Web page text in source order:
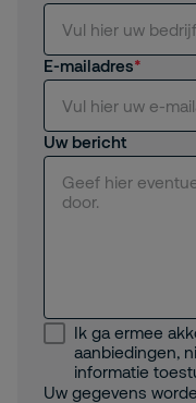
E-mailadres
Uw bericht
Ik ga ermee
aanbiedingen,
informatie
Uw gegevens